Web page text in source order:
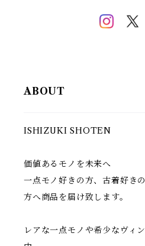
ABOUT
ISHIZUKI SHOTEN
価値あるモノを未来へ
一点モノ好きの方、古着好き
方へ商品を届け致します。
レアな一点モノや希少なヴィ